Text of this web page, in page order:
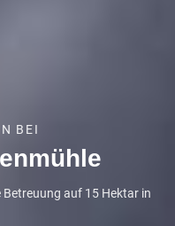
BEI
Betreuung auf 15 Hektar in